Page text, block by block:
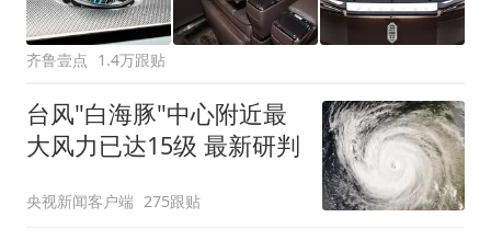
齐鲁壹点 1.4万跟贴
台风"白海豚"中心附近最
大风力已达15级 最新研判
央视新闻客户端 275跟贴